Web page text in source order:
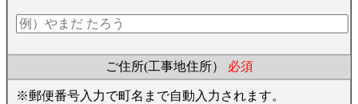
ご住所(工事地住所） 必須
※郵便番号入力で町名まで自動入力されます。